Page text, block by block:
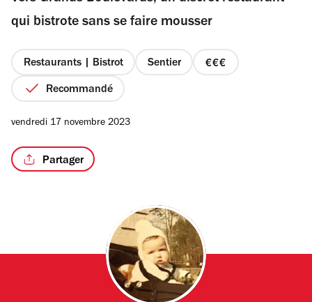
étoiles
qui bistrote sans se faire mousser
Restaurants | Bistrot Sentier
prix
Recommandé
vendredi 17 novembre 2023
Partager